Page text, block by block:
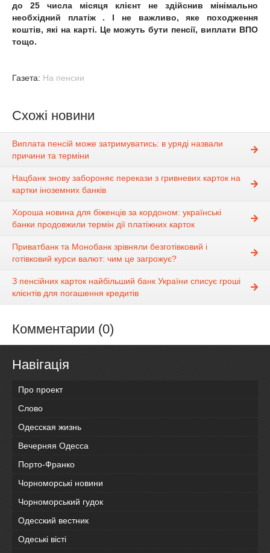
до 25 числа місяця клієнт не здійснив мінімально
необхідний платіж . І не важливо, яке походження
коштів, які на карті. Це можуть бути пенсії, виплати ВПО
тощо.
Газета: На пенсии
Схожі новини
Виплата пенсій може затримуватись: в уряді назвали
причини та терміни
Нацбанк знову забороняє перекази з гривневих карток на
картки іноземних банків
Хороша новина для біженців за кордоном: українські
банки продовжили термін дії платіжних карток
Приватбанк та Монобанк зрівняли безготівковий і
готівковий курси валют: чим це загрожує?
З пенсійних карток найбільший банк України списує гроші
клієнтів для погашення кредитів
Комментарии (0)
Навігація
Про проект
Слово
Одесская жизнь
Вечерняя Одесса
Порто-Франко
Чорноморські новини
Чорноморський гудок
Одесский вестник
Одеськi вiстi